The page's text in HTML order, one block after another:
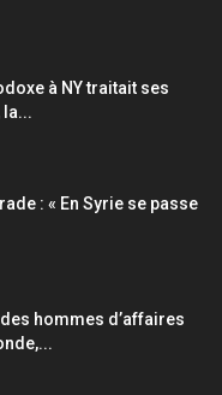
à NY traitait ses
: « En Syrie se passe
hommes d’affaires